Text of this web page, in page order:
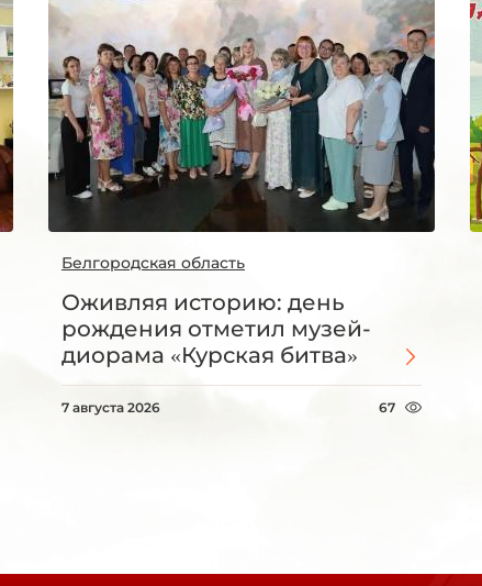
Белгородская область
Оживляя историю: день
рождения отметил музей-
диорама «Курская битва»
7 августа 2026 67